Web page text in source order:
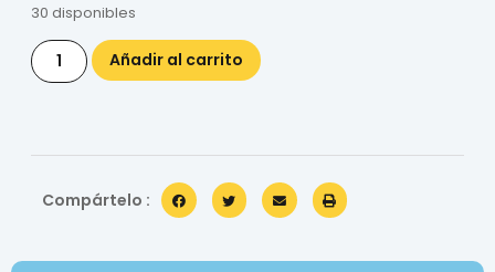
30 disponibles
Añadir al carrito
Compártelo :